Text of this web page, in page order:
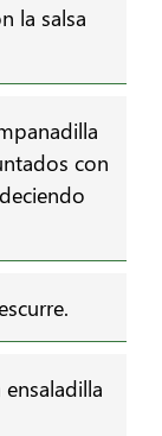
la salsa
con